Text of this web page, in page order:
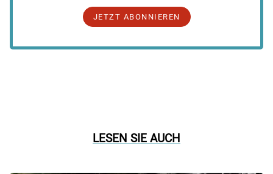
JETZT ABONNIEREN
LESEN SIE AUCH